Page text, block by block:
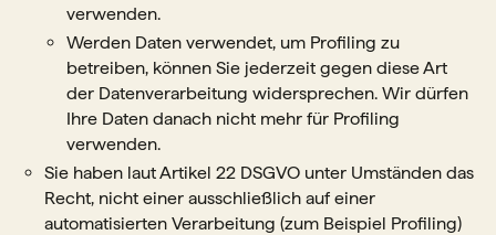
verwenden.
Werden Daten verwendet, um Profiling zu
betreiben, können Sie jederzeit gegen diese Art
der Datenverarbeitung widersprechen. Wir dürfen
Ihre Daten danach nicht mehr für Profiling
verwenden.
Sie haben laut Artikel 22 DSGVO unter Umständen das
Recht, nicht einer ausschließlich auf einer
automatisierten Verarbeitung (zum Beispiel Profiling)